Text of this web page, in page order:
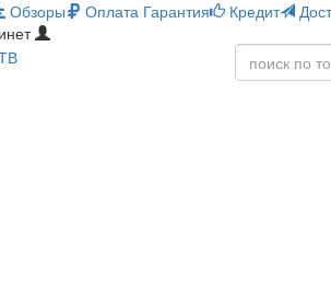
Обзоры Оплата Гарантия Кредит